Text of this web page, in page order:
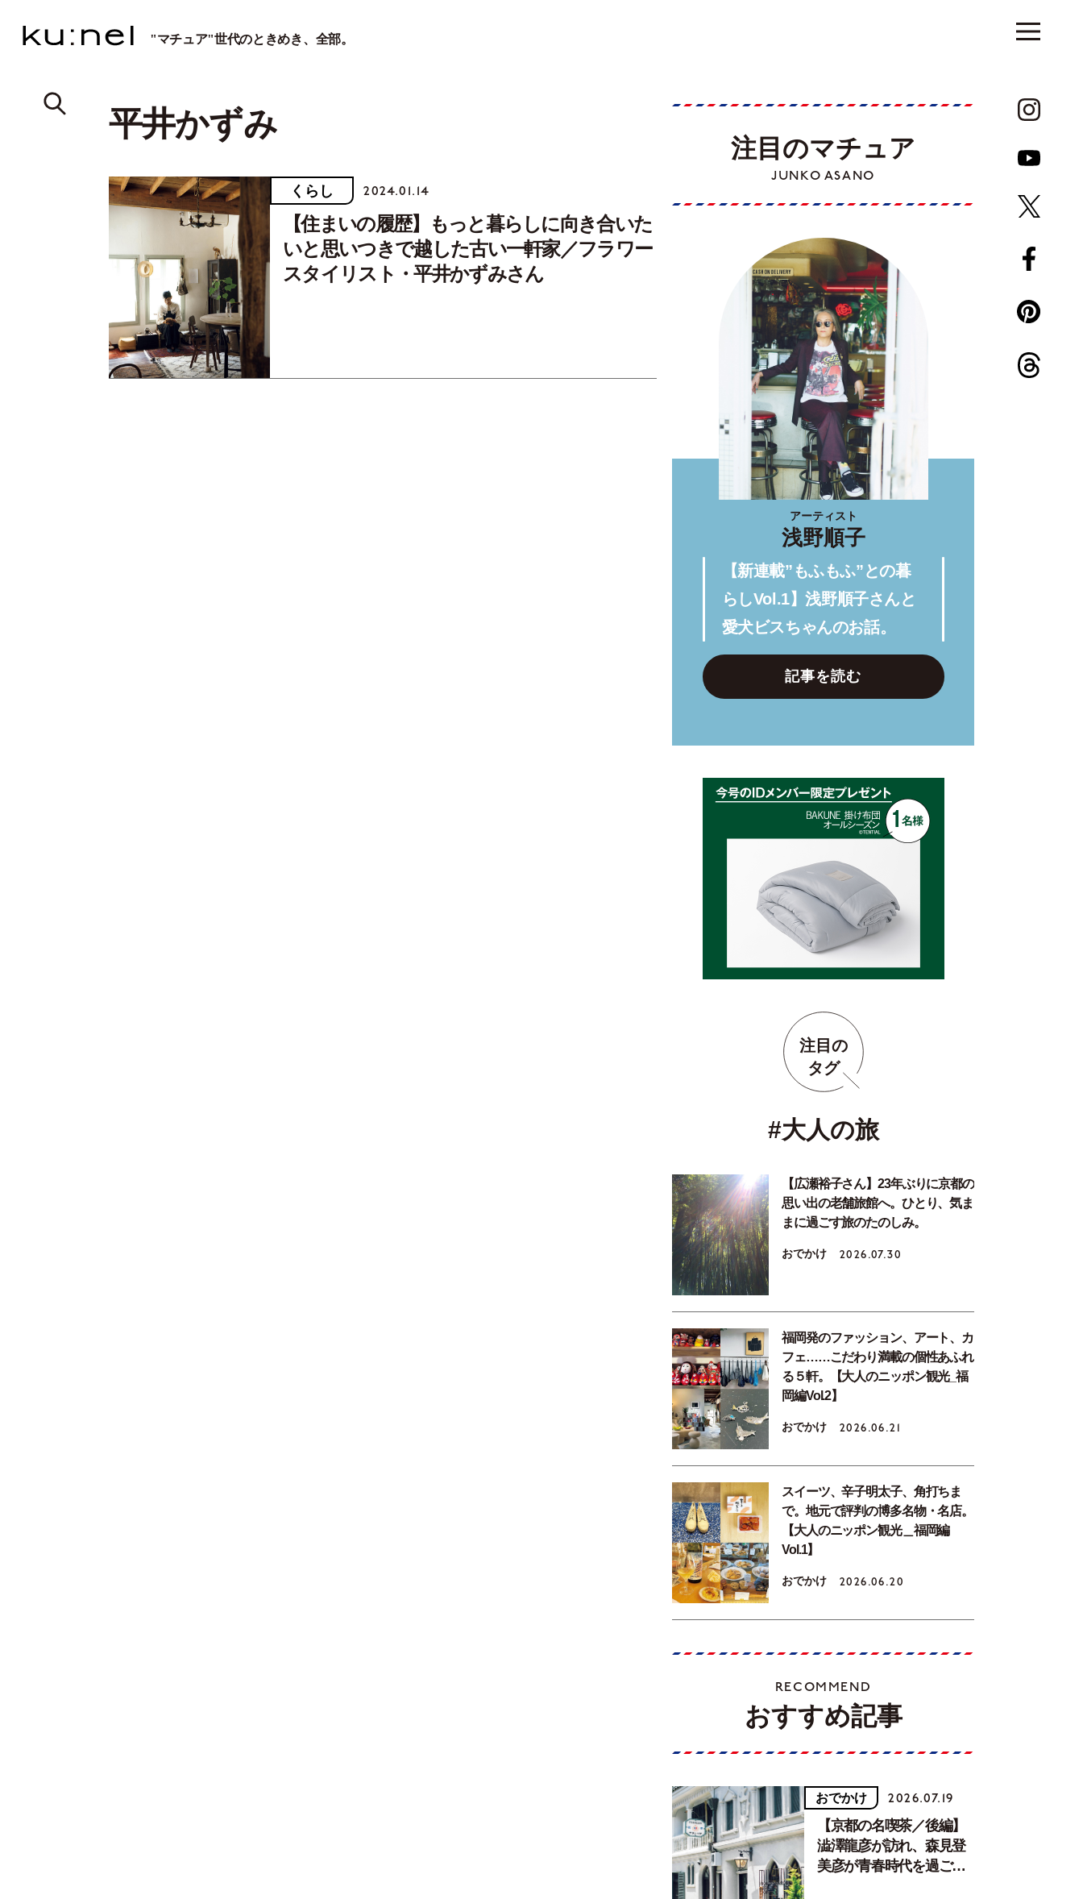
"マチュア"世代のときめき、全部。
平井かずみ
くらし 2024.01.14
【住まいの履歴】もっと暮らしに向き合いた
いと思いつきで越した古い一軒家／フラワー
スタイリスト・平井かずみさん
注目のマチュア
JUNKO ASANO
アーティスト
浅野順子
【新連載”もふもふ”との暮
らしVol.1】浅野順子さんと
愛犬ビスちゃんのお話。
記事を読む
注目の
タグ
#大人の旅
【広瀬裕子さん】23年ぶりに京都の
思い出の老舗旅館へ。ひとり、気ま
まに過ごす旅のたのしみ。
おでかけ 2026.07.30
福岡発のファッション、アート、カ
フェ……こだわり満載の個性あふれ
る５軒。【大人のニッポン観光_福
岡編Vol.2】
おでかけ 2026.06.21
スイーツ、辛子明太子、角打ちま
で。地元で評判の博多名物・名店。
【大人のニッポン観光＿福岡編
Vol.1】
おでかけ 2026.06.20
RECOMMEND
おすすめ記事
おでかけ 2026.07.19
【京都の名喫茶／後編】
澁澤龍彦が訪れ、森見登
美彦が青春時代を過ごし